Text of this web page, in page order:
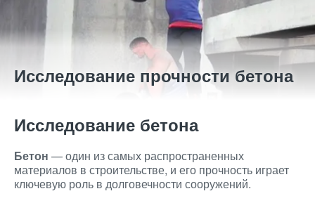
Исследование прочности бетона
Исследование бетона
Бетон — один из самых распространенных
материалов в строительстве, и его прочность играет
ключевую роль в долговечности сооружений.